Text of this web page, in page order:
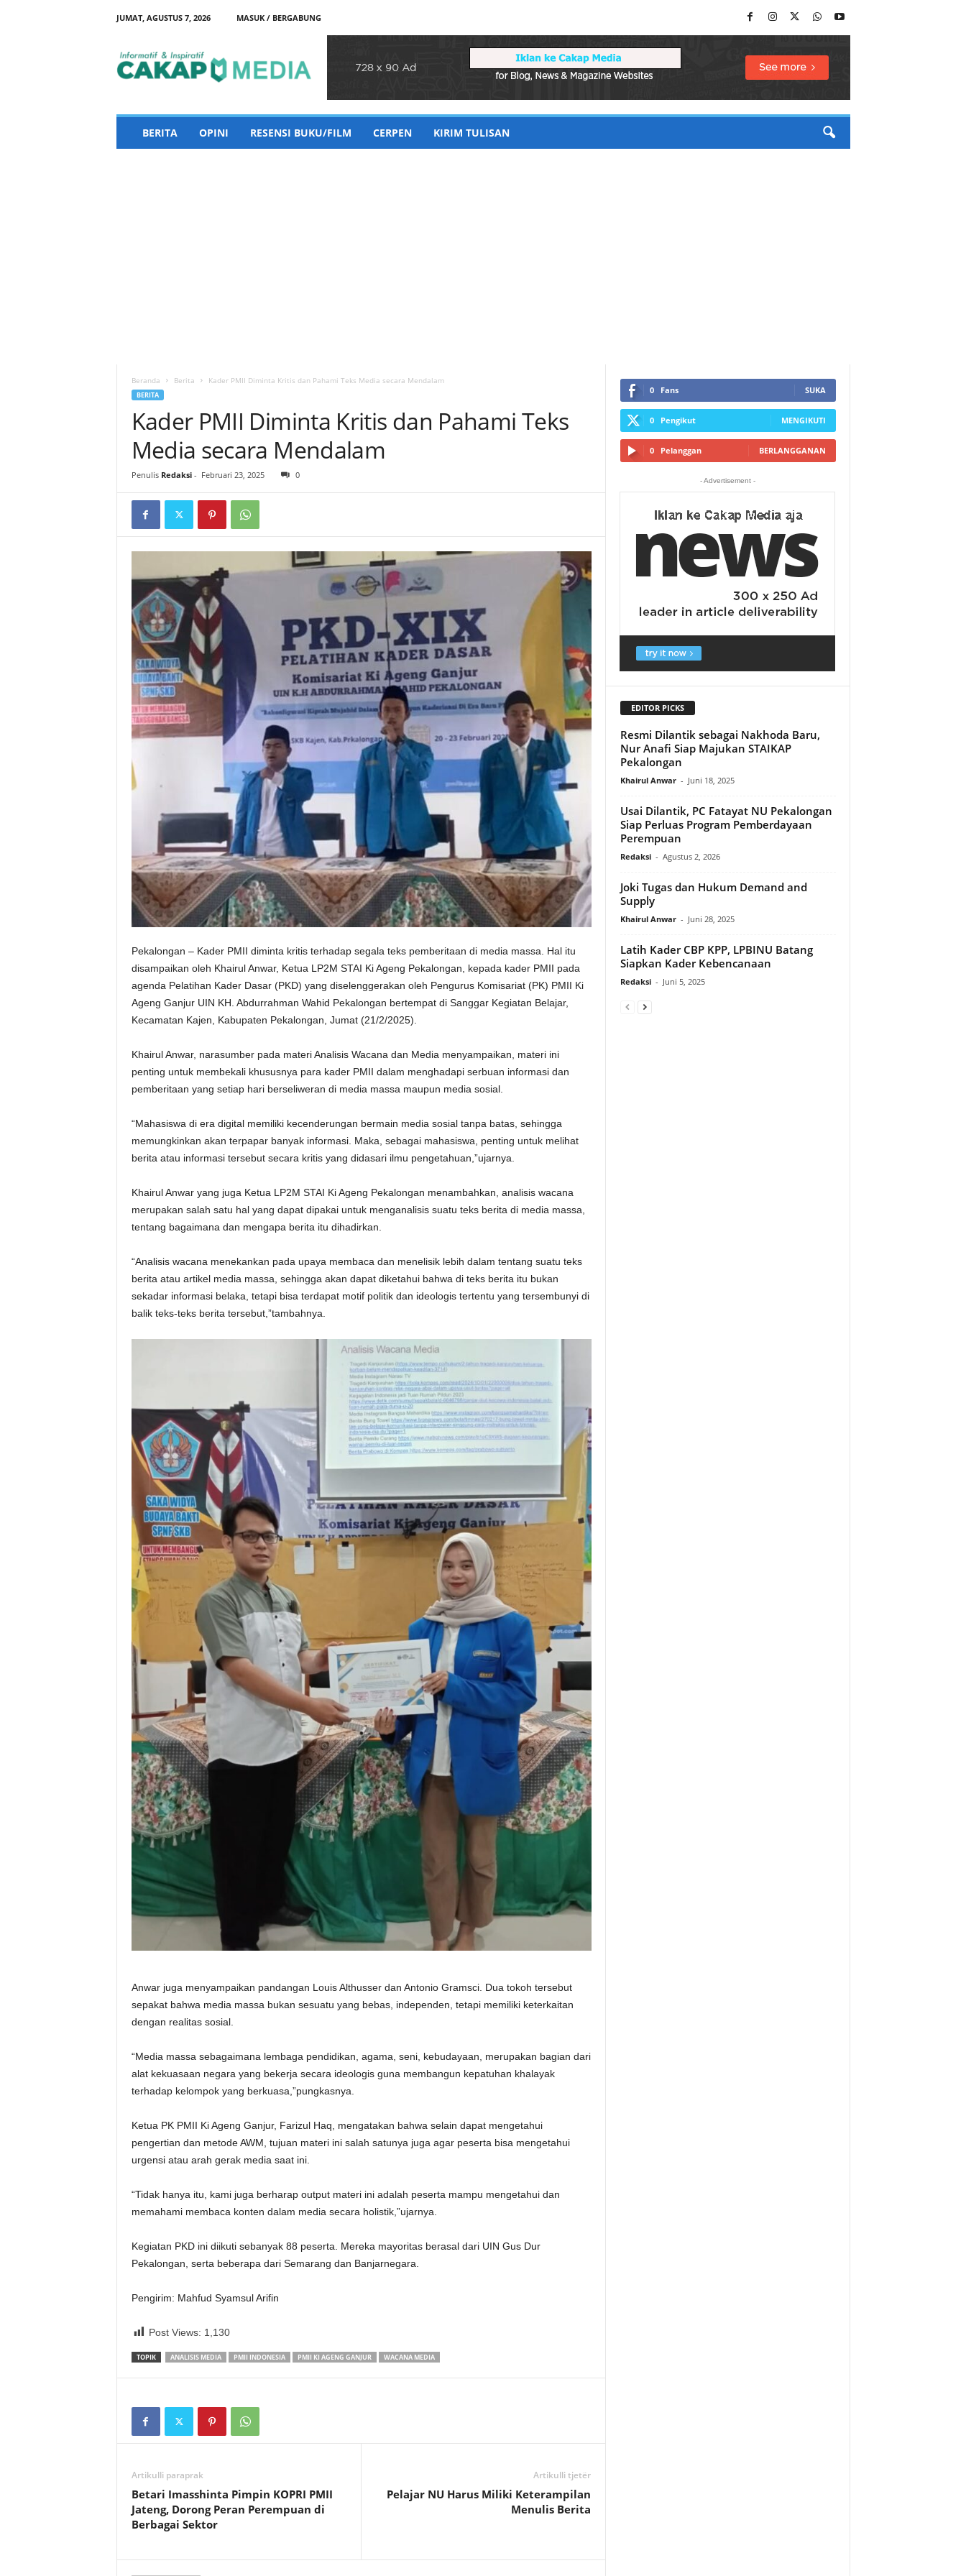
JUMAT, AGUSTUS 7, 2026
MASUK / BERGABUNG
k
a
BERITA OPINI RESENSI BUKU/FILM CERPEN KIRIM TULISAN
Beranda Berita Kader PMII Diminta Kritis dan Pahami Teks Media secara Mendalam
BERITA
Kader PMII Diminta Kritis dan Pahami Teks
Media secara Mendalam
Penulis Redaksi- Februari 23, 2025 0
Pekalongan – Kader PMII diminta kritis terhadap segala teks pemberitaan di media massa. Hal itu
disampaikan oleh Khairul Anwar, Ketua LP2M STAI Ki Ageng Pekalongan, kepada kader PMII pada
agenda Pelatihan Kader Dasar (PKD) yang diselenggerakan oleh Pengurus Komisariat (PK) PMII Ki
Ageng Ganjur UIN KH. Abdurrahman Wahid Pekalongan bertempat di Sanggar Kegiatan Belajar,
Kecamatan Kajen, Kabupaten Pekalongan, Jumat (21/2/2025).
Khairul Anwar, narasumber pada materi Analisis Wacana dan Media menyampaikan, materi ini
penting untuk membekali khususnya para kader PMII dalam menghadapi serbuan informasi dan
pemberitaan yang setiap hari berseliweran di media massa maupun media sosial.
“Mahasiswa di era digital memiliki kecenderungan bermain media sosial tanpa batas, sehingga
memungkinkan akan terpapar banyak informasi. Maka, sebagai mahasiswa, penting untuk melihat
berita atau informasi tersebut secara kritis yang didasari ilmu pengetahuan,”ujarnya.
Khairul Anwar yang juga Ketua LP2M STAI Ki Ageng Pekalongan menambahkan, analisis wacana
merupakan salah satu hal yang dapat dipakai untuk menganalisis suatu teks berita di media massa,
tentang bagaimana dan mengapa berita itu dihadirkan.
“Analisis wacana menekankan pada upaya membaca dan menelisik lebih dalam tentang suatu teks
berita atau artikel media massa, sehingga akan dapat diketahui bahwa di teks berita itu bukan
sekadar informasi belaka, tetapi bisa terdapat motif politik dan ideologis tertentu yang tersembunyi di
balik teks-teks berita tersebut,”tambahnya.
Anwar juga menyampaikan pandangan Louis Althusser dan Antonio Gramsci. Dua tokoh tersebut
sepakat bahwa media massa bukan sesuatu yang bebas, independen, tetapi memiliki keterkaitan
dengan realitas sosial.
“Media massa sebagaimana lembaga pendidikan, agama, seni, kebudayaan, merupakan bagian dari
alat kekuasaan negara yang bekerja secara ideologis guna membangun kepatuhan khalayak
terhadap kelompok yang berkuasa,”pungkasnya.
Ketua PK PMII Ki Ageng Ganjur, Farizul Haq, mengatakan bahwa selain dapat mengetahui
pengertian dan metode AWM, tujuan materi ini salah satunya juga agar peserta bisa mengetahui
urgensi atau arah gerak media saat ini.
“Tidak hanya itu, kami juga berharap output materi ini adalah peserta mampu mengetahui dan
memahami membaca konten dalam media secara holistik,”ujarnya.
Kegiatan PKD ini diikuti sebanyak 88 peserta. Mereka mayoritas berasal dari UIN Gus Dur
Pekalongan, serta beberapa dari Semarang dan Banjarnegara.
Pengirim: Mahfud Syamsul Arifin
Post Views: 1,130
TOPIK ANALISIS MEDIA PMII INDONESIA PMII KI AGENG GANJUR WACANA MEDIA
Artikulli paraprak
Betari Imasshinta Pimpin KOPRI PMII
Jateng, Dorong Peran Perempuan di
Berbagai Sektor
Artikulli tjetër
Pelajar NU Harus Miliki Keterampilan
Menulis Berita
0 Fans SUKA
0 Pengikut MENGIKUTI
0 Pelanggan BERLANGGANAN
- Advertisement -
EDITOR PICKS
Resmi Dilantik sebagai Nakhoda Baru,
Nur Anafi Siap Majukan STAIKAP
Pekalongan
Khairul Anwar - Juni 18, 2025
Usai Dilantik, PC Fatayat NU Pekalongan
Siap Perluas Program Pemberdayaan
Perempuan
Redaksi - Agustus 2, 2026
Joki Tugas dan Hukum Demand and
Supply
Khairul Anwar - Juni 28, 2025
Latih Kader CBP KPP, LPBINU Batang
Siapkan Kader Kebencanaan
Redaksi - Juni 5, 2025